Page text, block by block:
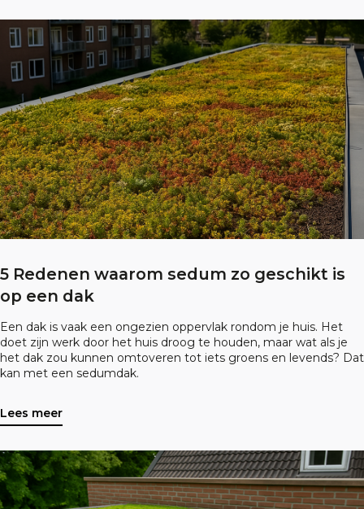
5 Redenen waarom sedum zo geschikt is
op een dak
Een dak is vaak een ongezien oppervlak rondom je huis. Het
doet zijn werk door het huis droog te houden, maar wat als je
het dak zou kunnen omtoveren tot iets groens en levends? Dat
kan met een sedumdak.
Lees meer